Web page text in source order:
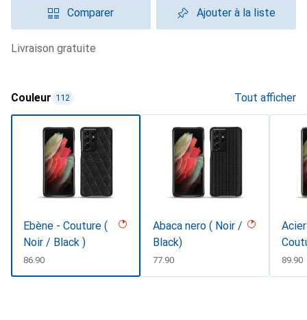
Comparer Ajouter à la liste
livraison gratuite
Couleur 112 Tout afficher
Ebène - Couture (
Noir / Black )
CHF
86.90
Abaca nero ( Noir /
Black)
CHF
77.90 CHF
89.90